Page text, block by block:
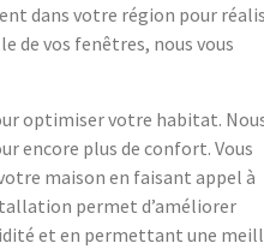
dans votre région pour
de vos fenêtres, nous vous
optimiser votre habitat.
encore plus de confort. Vous
maison en faisant appel à
permet d’améliorer
et en permettant une